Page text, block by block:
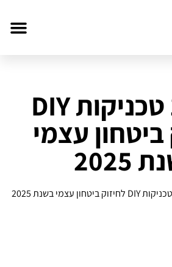
טופ 10 טכניקות DIY
ביטחון עצמי